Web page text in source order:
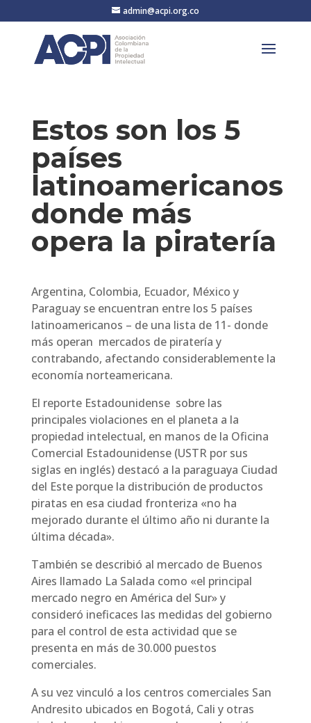
admin@acpi.org.co
Estos son los 5
países
latinoamericanos
donde más
opera la piratería
Argentina, Colombia, Ecuador, México y
Paraguay se encuentran entre los 5 países
latinoamericanos – de una lista de 11- donde
más operan mercados de piratería y
contrabando, afectando considerablemente la
economía norteamericana.
El reporte Estadounidense sobre las
principales violaciones en el planeta a la
propiedad intelectual, en manos de la Oficina
Comercial Estadounidense (USTR por sus
siglas en inglés) destacó a la paraguaya Ciudad
del Este porque la distribución de productos
piratas en esa ciudad fronteriza «no ha
mejorado durante el último año ni durante la
última década».
También se describió al mercado de Buenos
Aires llamado La Salada como «el principal
mercado negro en América del Sur» y
consideró ineficaces las medidas del gobierno
para el control de esta actividad que se
presenta en más de 30.000 puestos
comerciales.
A su vez vinculó a los centros comerciales San
Andresito ubicados en Bogotá, Cali y otras